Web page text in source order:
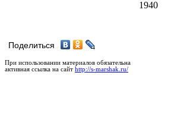
1940
Поделиться
При использовании материалов обязательна
активная ссылка на сайт http://s-marshak.ru/